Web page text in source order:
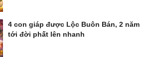
4 con giáp được Lộc Buôn Bán, 2 năm
tới đời phất lên nhanh